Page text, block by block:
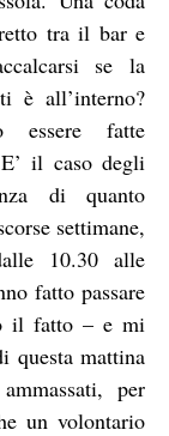
tra il bar e
se la
è all’interno?
essere fatte
il caso degli
di quanto
settimane,
10.30 alle
fatto passare
il fatto – e mi
questa mattina
per
un volontario